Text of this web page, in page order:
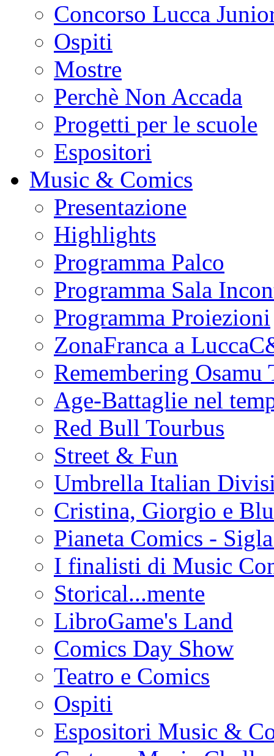
Concorso Lucca
Ospiti
Mostre
Perchè Non Accada
Progetti per le scuole
Espositori
Music & Comics
Presentazione
Highlights
Programma Palco
Programma Sala
Programma Proiezioni
ZonaFranca a
Remembering Osamu
Age-Battaglie nel
Red Bull Tourbus
Street & Fun
Umbrella Italian
Cristina, Giorgio e
Pianeta Comics -
I finalisti di Music
Storical...mente
LibroGame's Land
Comics Day Show
Teatro e Comics
Ospiti
Espositori Music &